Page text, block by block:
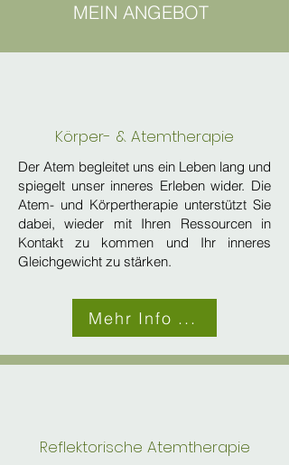
MEIN ANGEBOT
Körper- & Atemtherapie
Der Atem begleitet uns ein Leben lang und
spiegelt unser inneres Erleben wider. Die
Atem- und Körpertherapie unterstützt Sie
dabei, wieder mit Ihren Ressourcen in
Kontakt zu kommen und Ihr inneres
Gleichgewicht zu stärken.
Mehr Info ...
Reflektorische Atemtherapie